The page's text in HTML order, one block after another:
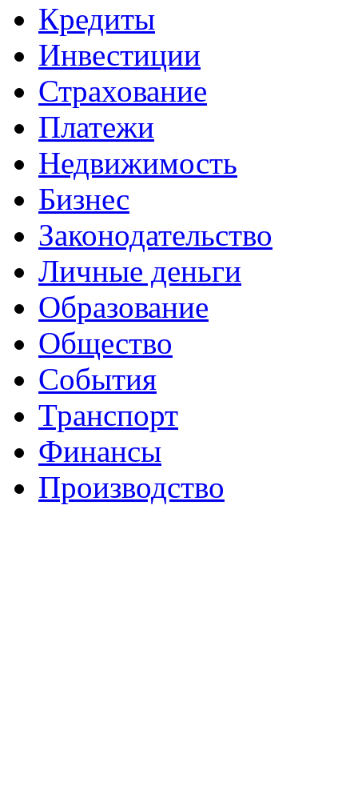
Кредиты
Инвестиции
Страхование
Платежи
Недвижимость
Бизнес
Законодательство
Личные деньги
Образование
Общество
События
Транспорт
Финансы
Производство